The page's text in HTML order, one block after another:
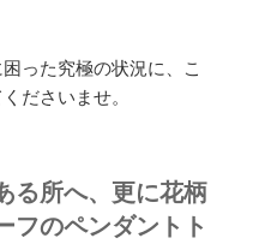
った究極の状況に、こ
ださいませ。
る所へ、更に花柄
フのペンダントト